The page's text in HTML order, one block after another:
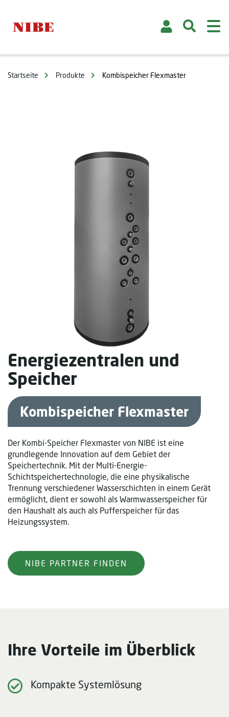
Startseite Produkte Kombispeicher Flexmaster
Energiezentralen und
Speicher
Kombispeicher Flexmaster
Der Kombi-Speicher Flexmaster von NIBE ist eine
grundlegende Innovation auf dem Gebiet der
Speichertechnik. Mit der Multi-Energie-
Schichtspeichertechnologie, die eine physikalische
Trennung verschiedener Wasserschichten in einem Gerät
ermöglicht, dient er sowohl als Warmwasserspeicher für
den Haushalt als auch als Pufferspeicher für das
Heizungssystem.
NIBE PARTNER FINDEN
Ihre Vorteile im Überblick
Kompakte Systemlösung